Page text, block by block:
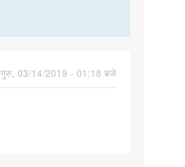
गुरु, 03/14/2019 - 01:18 बजे